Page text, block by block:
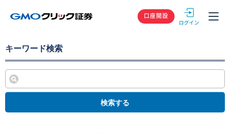
GMOクリック
口座開設
キーワード検索
検索する